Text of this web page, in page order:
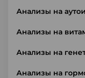
Анализы на
Анализы на
Анализы на
Анализы на